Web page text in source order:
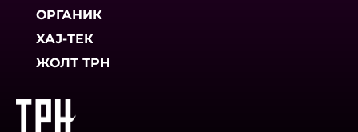
ОРГАНИК
ХАЈ-ТЕК
ЖОЛТ ТРН